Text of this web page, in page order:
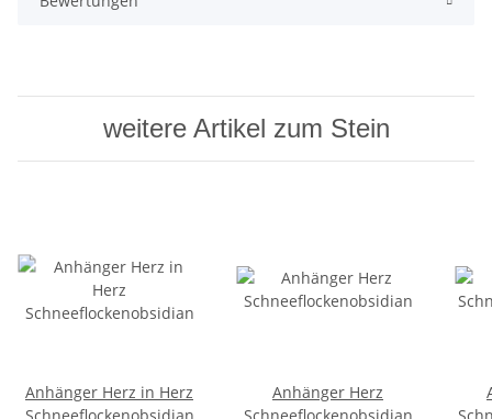
weitere Artikel zum Stein
Anhänger Herz in Herz
Anhänger Herz